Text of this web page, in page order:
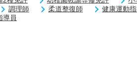
調理師 柔道整復師 健康運動
導員